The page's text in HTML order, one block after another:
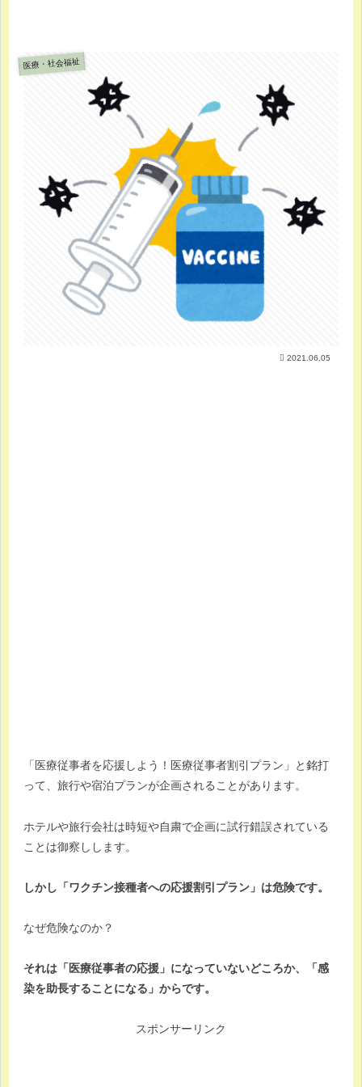
医療・社会福祉
2021.06.05
「医療従事者を応援しよう！医療従事者割引プラン」と銘打
って、旅行や宿泊プランが企画されることがあります。
ホテルや旅行会社は時短や自粛で企画に試行錯誤されている
ことは御察しします。
しかし「ワクチン接種者への応援割引プラン」は危険です。
なぜ危険なのか？
それは「医療従事者の応援」になっていないどころか、「感
染を助長することになる」からです。
スポンサーリンク